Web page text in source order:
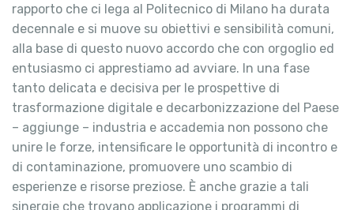
rapporto che ci lega al Politecnico di Milano ha durata
decennale e si muove su obiettivi e sensibilità comuni,
alla base di questo nuovo accordo che con orgoglio ed
entusiasmo ci apprestiamo ad avviare. In una fase
tanto delicata e decisiva per le prospettive di
trasformazione digitale e decarbonizzazione del Paese
– aggiunge – industria e accademia non possono che
unire le forze, intensificare le opportunità di incontro e
di contaminazione, promuovere uno scambio di
esperienze e risorse preziose. È anche grazie a tali
sinergie che trovano applicazione i programmi di